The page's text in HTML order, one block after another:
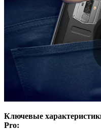
Ключевые
Pro: